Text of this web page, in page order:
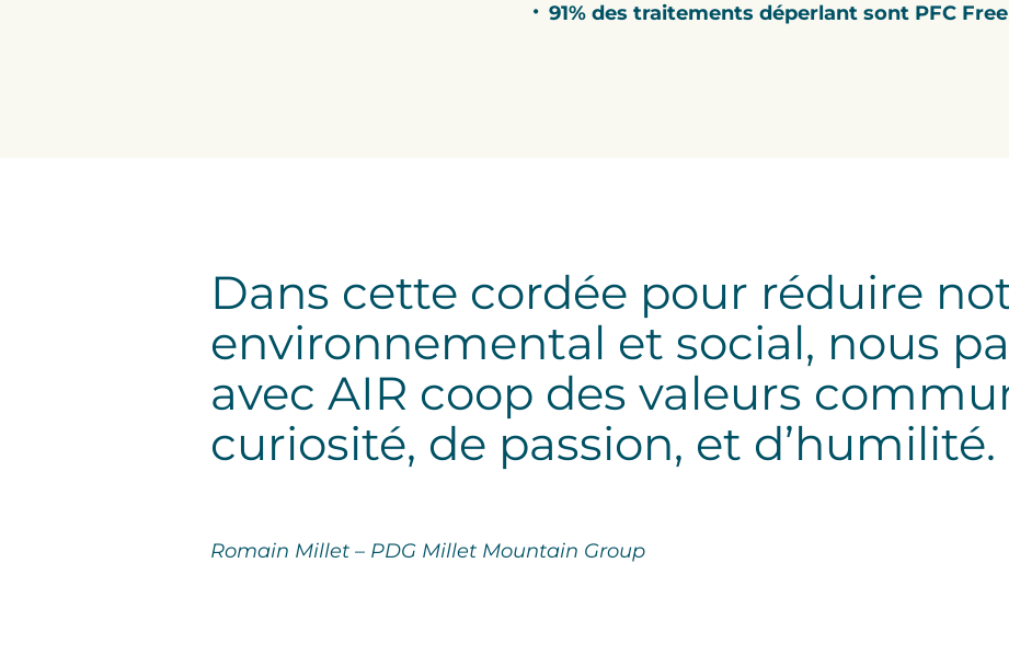
91% des traitements déperlant sont PFC Free
Dans cette cordée pour réduire
environnemental et social, nous
avec AIR coop des valeurs
curiosité, de passion, et d’humilité.
Romain Millet – PDG Millet Mountain Group